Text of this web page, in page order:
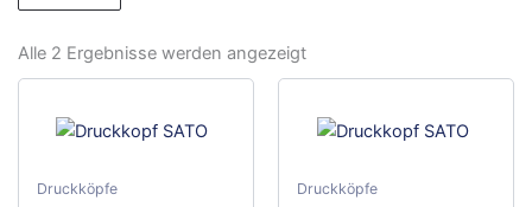
Alle 2 Ergebnisse werden angezeigt
Druckköpfe Druckköpfe